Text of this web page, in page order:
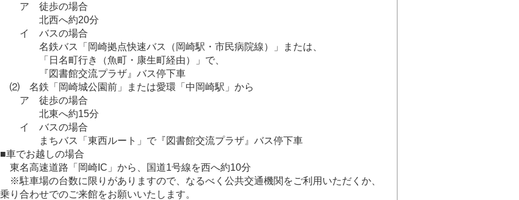
ア 徒歩の場合
北西へ約20分
イ バスの場合
名鉄バス「岡崎拠点快速バス（岡崎駅・市民病院線）」または、
「日名町行き（魚町・康生町経由）」で、
『図書館交流プラザ』バス停下車
⑵ 名鉄「岡崎城公園前」または愛環「中岡崎駅」から
ア 徒歩の場合
北東へ約15分
イ バスの場合
まちバス「東西ルート」で『図書館交流プラザ』バス停下車
■車でお越しの場合
東名高速道路「岡崎IC」から、国道1号線を西へ約10分
※駐車場の台数に限りがありますので、なるべく公共交通機関をご利用いただくか、
乗り合わせでのご来館をお願いいたします。